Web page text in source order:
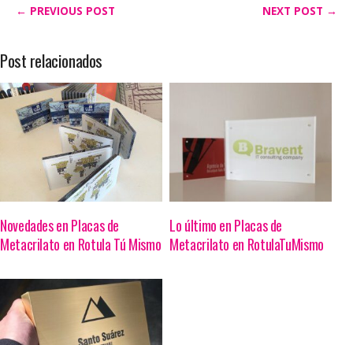
← PREVIOUS POST NEXT POST →
Post relacionados
Novedades en Placas de
Metacrilato en Rotula Tú Mismo
Lo último en Placas de
Metacrilato en RotulaTuMismo